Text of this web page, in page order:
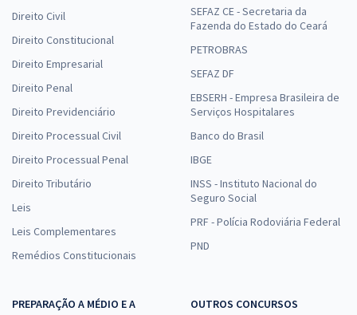
Direito Civil
Direito Constitucional
Direito Empresarial
Direito Penal
Direito Previdenciário
Direito Processual Civil
Direito Processual Penal
Direito Tributário
Leis
Leis Complementares
Remédios Constitucionais
SEFAZ CE - Secretaria da
Fazenda do Estado do Ceará
PETROBRAS
SEFAZ DF
EBSERH - Empresa Brasileira de
Serviços Hospitalares
Banco do Brasil
IBGE
INSS - Instituto Nacional do
Seguro Social
PRF - Polícia Rodoviária Federal
PND
PREPARAÇÃO A MÉDIO E A
OUTROS CONCURSOS